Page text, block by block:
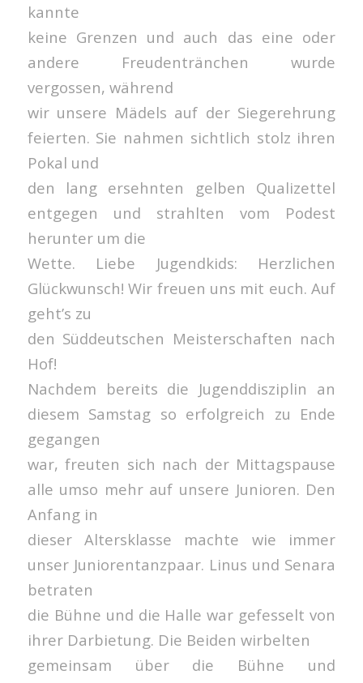
kannte
keine Grenzen und auch das eine oder
andere Freudentränchen wurde
vergossen, während
wir unsere Mädels auf der Siegerehrung
feierten. Sie nahmen sichtlich stolz ihren
Pokal und
den lang ersehnten gelben Qualizettel
entgegen und strahlten vom Podest
herunter um die
Wette. Liebe Jugendkids: Herzlichen
Glückwunsch! Wir freuen uns mit euch. Auf
geht’s zu
den Süddeutschen Meisterschaften nach
Hof!
Nachdem bereits die Jugenddisziplin an
diesem Samstag so erfolgreich zu Ende
gegangen
war, freuten sich nach der Mittagspause
alle umso mehr auf unsere Junioren. Den
Anfang in
dieser Altersklasse machte wie immer
unser Juniorentanzpaar. Linus und Senara
betraten
die Bühne und die Halle war gefesselt von
ihrer Darbietung. Die Beiden wirbelten
gemeinsam über die Bühne und